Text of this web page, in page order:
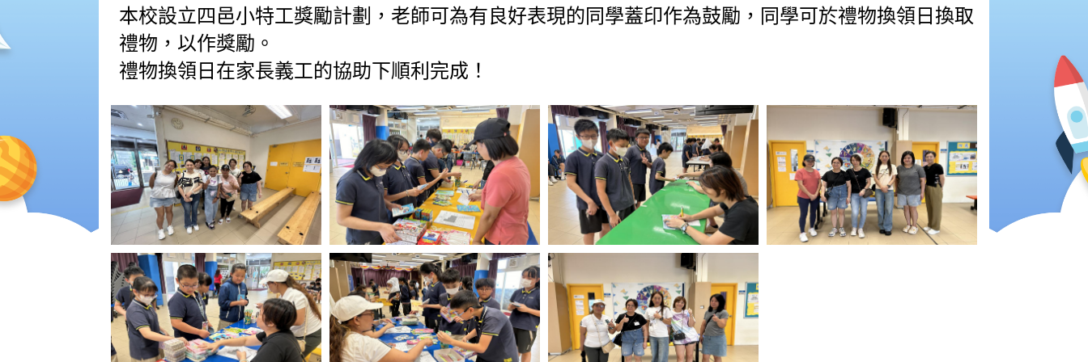
本校設立四邑小特工獎勵計劃，老師可為有良好表現的同學蓋印作為鼓勵，同學可於禮物換領日換取
禮物，以作獎勵。
禮物換領日在家長義工的協助下順利完成！